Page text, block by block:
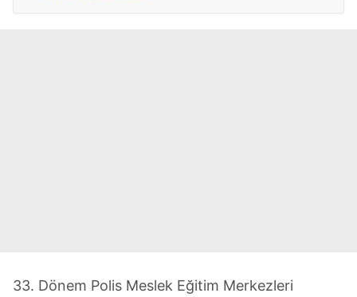
33. Dönem Polis Meslek Eğitim Merkezleri